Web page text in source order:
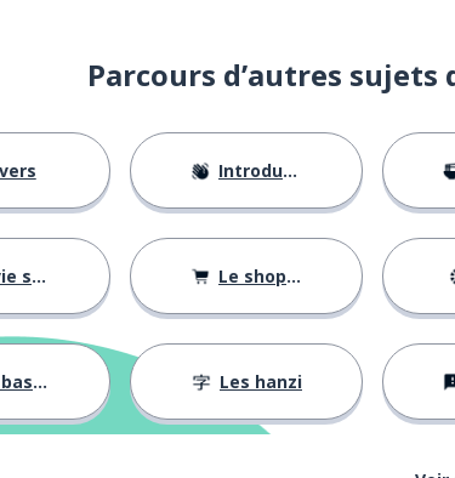
Parcours d’autres
Introductions
Le shopping
Les hanzi